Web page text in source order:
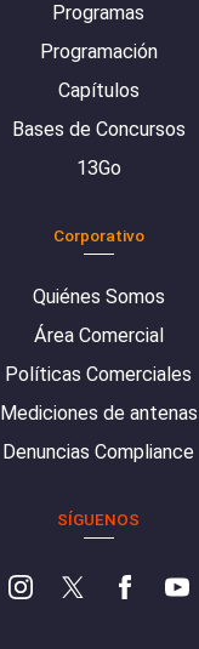
Programas
Programación
Capítulos
Bases de Concursos
13Go
Corporativo
Quiénes Somos
Área Comercial
Políticas Comerciales
Mediciones de antenas
Denuncias Compliance
SÍGUENOS